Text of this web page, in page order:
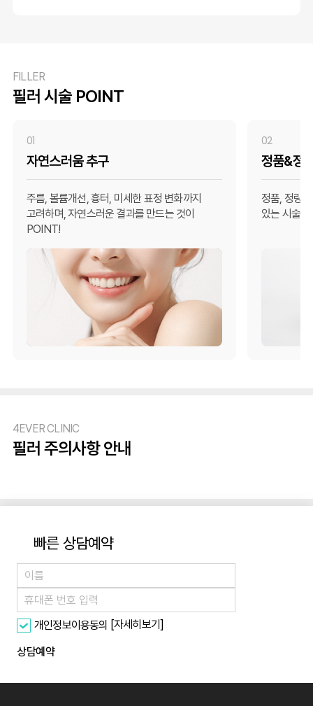
FILLER
필러 시술 POINT
01
자연스러움 추구
주름, 볼륨개선, 흉터, 미세한 표정 변화까지
고려하며, 자연스러운 결과를 만드는 것이
POINT!
02
정품&정
정품, 정량,
있는 시술
4EVER CLINIC
필러 주의사항 안내
빠른 상담예약
개인정보이용동의 [자세히보기]
상담예약